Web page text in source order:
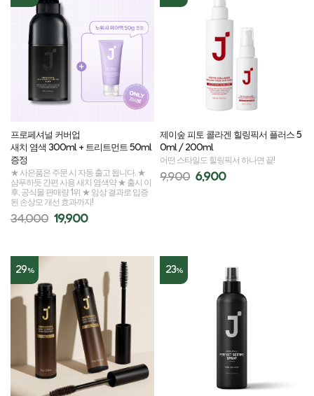
프로페셔널 커버업
새치 염색 300ml + 트리트먼트 50ml
증정
★ 사은품은 주문 시 자동 출고 됩니다. ★
샴푸하듯 간편 사용 새치 염색약 ★ 출시 이
후, 공식몰 판매량 1위 ★ 임상 결과로 입증
된 손상모 개선 효과까지!
34,000 19,900
제이숲 피토 콜라겐 힐링픽서 플러스 5
0ml / 200ml
어떤 스타일도 힐링픽서 하나면 끝!
9,900 6,900
29% 23%